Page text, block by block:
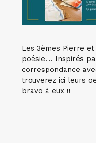
Les 3èmes Pierre
poésie.... Inspirés
correspondance
trouverez ici leurs
bravo à eux !!